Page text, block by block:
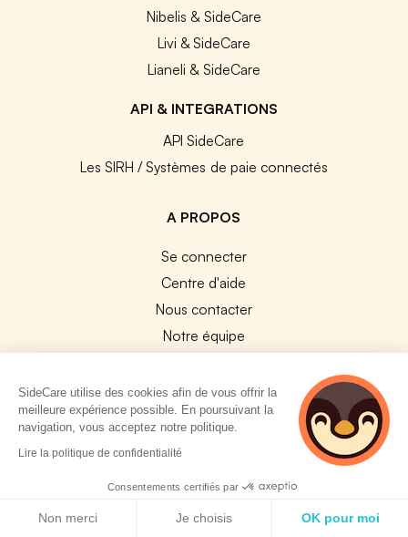
Nibelis & SideCare
Livi & SideCare
Lianeli & SideCare
API & INTEGRATIONS
API SideCare
Les SIRH / Systèmes de paie connectés
A PROPOS
Se connecter
Centre d'aide
Nous contacter
Notre équipe
Travailler chez SideCare
Mentions légales
SideCare utilise des cookies afin de vous offrir la
meilleure expérience possible. En poursuivant la
navigation, vous acceptez notre politique.
Lire la politique de confidentialité
Consentements certifiés par
Non merci Je choisis OK pour moi